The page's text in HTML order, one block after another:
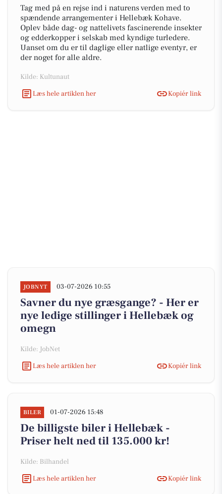
Tag med på en rejse ind i naturens verden med to
spændende arrangementer i Hellebæk Kohave.
Oplev både dag- og nattelivets fascinerende insekter
og edderkopper i selskab med kyndige turledere.
Uanset om du er til daglige eller natlige eventyr, er
der noget for alle aldre.
Kilde: Kultunaut
Læs hele artiklen her
Kopiér link
JOBNYT 03-07-2026 10:55
Savner du nye græsgange? - Her er
nye ledige stillinger i Hellebæk og
omegn
Kilde: JobNet
Læs hele artiklen her
Kopiér link
BILER 01-07-2026 15:48
De billigste biler i Hellebæk -
Priser helt ned til 135.000 kr!
Kilde: Bilhandel
Læs hele artiklen her
Kopiér link